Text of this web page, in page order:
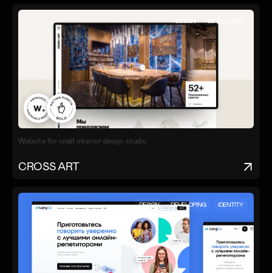
DESIGN DEVELOPING
Website for small interior design studio
CROSS ART
DESIGN DEVELOPING IDENTITY